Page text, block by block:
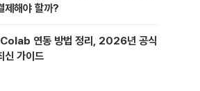
제해야 할까?
연동 방법 정리, 2026년 공식
신 가이드